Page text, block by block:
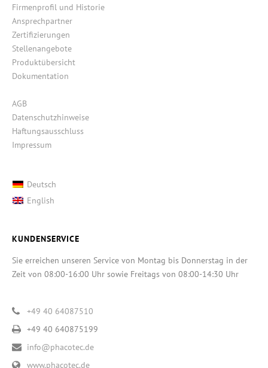
Firmenprofil und Historie
Ansprechpartner
Zertifizierungen
Stellenangebote
Produktübersicht
Dokumentation
AGB
Datenschutzhinweise
Haftungsausschluss
Impressum
Deutsch
English
KUNDENSERVICE
Sie erreichen unseren Service von Montag bis Donnerstag in der
Zeit von 08:00-16:00 Uhr sowie Freitags von 08:00-14:30 Uhr
+49 40 64087510
+49 40 640875199
info@phacotec.de
www.phacotec.de